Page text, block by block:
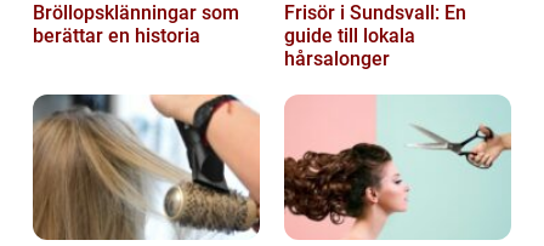
Bröllopsklänningar som
berättar en historia
Frisör i Sundsvall: En
guide till lokala
hårsalonger